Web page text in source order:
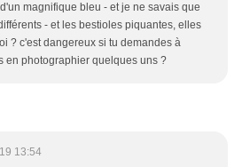
magnifique bleu - et je ne savais que
- et les bestioles piquantes, elles
? c'est dangereux si tu demandes à
en photographier quelques uns ?
13:54